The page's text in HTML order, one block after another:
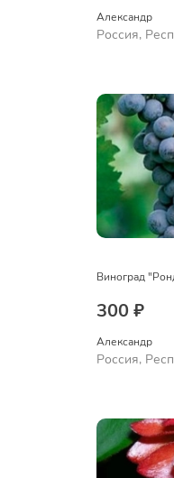
Александр
Россия,
Виноград
300 ₽
Александр
Россия,